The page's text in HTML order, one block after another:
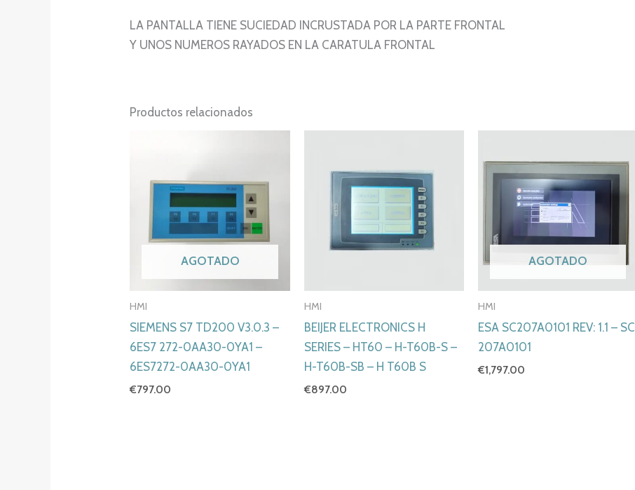
LA PANTALLA TIENE SUCIEDAD INCRUSTADA POR LA PARTE FRONTAL
Y UNOS NUMEROS RAYADOS EN LA CARATULA FRONTAL
Productos relacionados
AGOTADO
HMI
SIEMENS S7 TD200 V3.0.3 –
6ES7 272-0AA30-0YA1 –
6ES7272-0AA30-0YA1
€797.00
HMI
BEIJER ELECTRONICS H
SERIES – HT60 – H-T60B-S –
H-T60B-SB – H T60B S
€897.00
AGOTADO
HMI
ESA SC207A0101 REV: 1.1 – SC
207A0101
€1,797.00